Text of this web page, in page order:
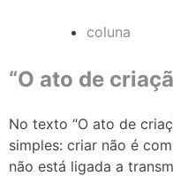
coluna
“O ato de
No texto “O ato de
simples: criar não é
não está ligada a